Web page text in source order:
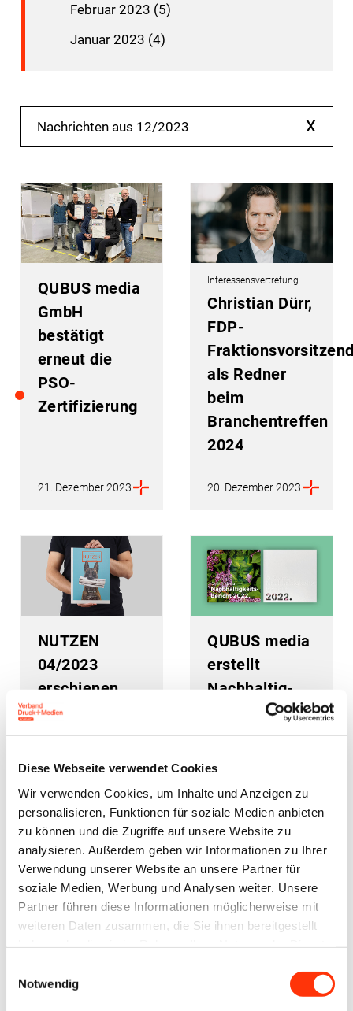
Diese Webseite verwendet Cookies
Wir verwenden Cookies, um Inhalte und Anzeigen zu
personalisieren, Funktionen für soziale Medien anbieten
zu können und die Zugriffe auf unsere Website zu
analysieren. Außerdem geben wir Informationen zu Ihrer
Verwendung unserer Website an unsere Partner für
soziale Medien, Werbung und Analysen weiter. Unsere
Partner führen diese Informationen möglicherweise mit
weiteren Daten zusammen, die Sie ihnen bereitgestellt
Notwendig
Februar 2023 (5)
Januar 2023 (4)
Nachrichten aus 12/2023 x
QUBUS media
GmbH
bestätigt
erneut die
PSO-
Zertifizierung
21. Dezember 2023
Interessensvertretung
Christian Dürr,
FDP-
als Redner
beim
Branchentreffen
2024
20. Dezember 2023
NUTZEN
04/2023
erschienen
QUBUS media
erstellt
Nachhaltig­
keits­bericht
freiwillig
„Es geht um
Prozesse und
um Daten,
Das neue
Hinweis­geber­
schutz­gesetz: